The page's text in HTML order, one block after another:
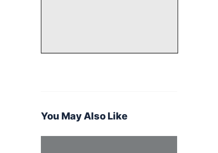
You May Also Like